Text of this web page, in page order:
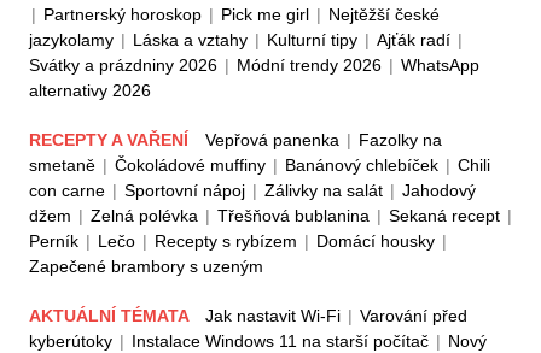
| Partnerský horoskop | Pick me girl | Nejtěžší české
jazykolamy | Láska a vztahy | Kulturní tipy | Ajťák radí |
Svátky a prázdniny 2026 | Módní trendy 2026 | WhatsApp
alternativy 2026
RECEPTY A VAŘENÍ Vepřová panenka | Fazolky na
smetaně | Čokoládové muffiny | Banánový chlebíček | Chili
con carne | Sportovní nápoj | Zálivky na salát | Jahodový
džem | Zelná polévka | Třešňová bublanina | Sekaná recept |
Perník | Lečo | Recepty s rybízem | Domácí housky |
Zapečené brambory s uzeným
AKTUÁLNÍ TÉMATA Jak nastavit Wi-Fi | Varování před
kyberútoky | Instalace Windows 11 na starší počítač | Nový